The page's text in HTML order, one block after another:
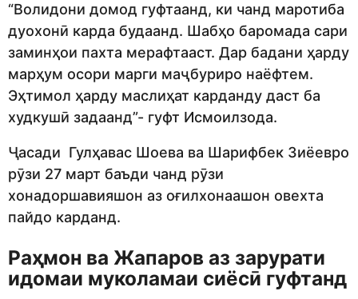
“Волидони домод гуфтаанд, ки чанд маротиба
дуохонӣ карда будаанд. Шабҳо баромада сари
заминҳои пахта мерафтааст. Дар бадани ҳарду
марҳум осори марги маҷбуриро наёфтем.
Эҳтимол ҳарду маслиҳат карданду даст ба
худкушӣ задаанд”- гуфт Исмоилзода.
Ҷасади Гулҳавас Шоева ва Шарифбек Зиёевро
рӯзи 27 март баъди чанд рӯзи
хонадоршавияшон аз оғилхонаашон овехта
пайдо карданд.
Раҳмон ва Жапаров аз зарурати
идомаи муколамаи сиёсӣ гуфтанд